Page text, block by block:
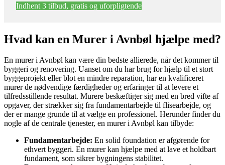
Indhent 3 tilbud, gratis og uforpligtende
Hvad kan en Murer i Avnbøl hjælpe med?
En murer i Avnbøl kan være din bedste allierede, når det kommer til
byggeri og renovering. Uanset om du har brug for hjælp til et stort
byggeprojekt eller blot en mindre reparation, har en kvalificeret
murer de nødvendige færdigheder og erfaringer til at levere et
tilfredsstillende resultat. Murere beskæftiger sig med en bred vifte af
opgaver, der strækker sig fra fundamentarbejde til flisearbejde, og
der er mange grunde til at vælge en professionel. Herunder finder du
nogle af de centrale tjenester, en murer i Avnbøl kan tilbyde:
Fundamentarbejde: En solid foundation er afgørende for
ethvert byggeri. En murer kan hjælpe med at lave et holdbart
fundament, som sikrer bygningens stabilitet.